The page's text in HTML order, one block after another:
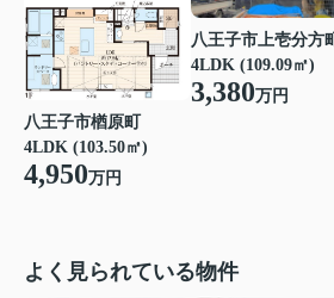
八王子市楢原町
4LDK (103.50㎡)
4,950万円
八王子市上壱分方町
4LDK (109.09㎡)
3,380万円
よく見られている物件